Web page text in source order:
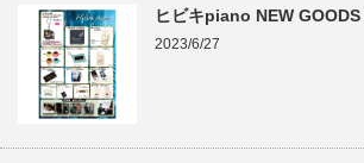
ヒビキpiano NEW
2023/6/27